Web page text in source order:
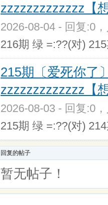
zzzzzzzzzzzzz【
2026-08-04 - 回复:0
216期 绿 =:??(对)
215期〔爱死你了
zzzzzzzzzzzzz【
2026-08-03 - 回复:0
215期 绿 =:??(对)
回复的帖子
暂无帖子！